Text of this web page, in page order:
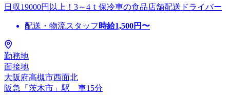
日収19000円以上！3～4ｔ保冷車の食品店舗配送ドライバー
配送・物流スタッフ 時給1,500円〜
勤務地
面接地
大阪府高槻市西面北
阪急「茨木市」駅 車15分